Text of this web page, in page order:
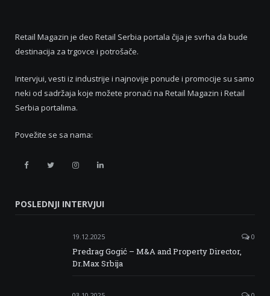
Retail Magazin je deo Retail Serbia portala čija je svrha da bude
destinacija za trgovce i potrošače.
Intervjui, vesti iz industrije i najnovije ponude i promocije su samo
neki od sadržaja koje možete pronaći na Retail Magazin i Retail
Serbia portalima.
Povežite se sa nama:
Retail
Facebook
Retail
Twitter
Retail
Instagram
Retail
Linkedin
POSLEDNJI INTERVJUI
19.12.2025 0
Predrag Gogić – M&A and Property Director,
Dr.Max Srbija